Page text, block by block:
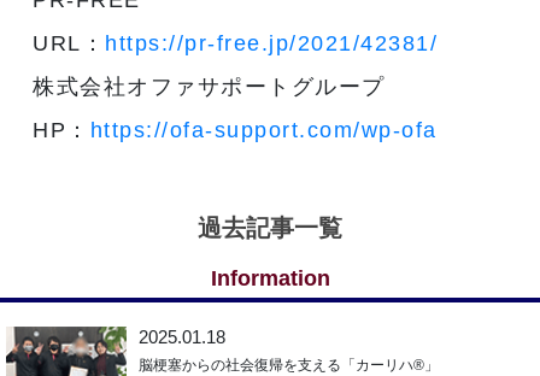
URL： https://pr-free.jp/2021/42381/
株式会社オファサポートグループ
HP： https://ofa-support.com/wp-ofa
過去記事一覧
Information
2025.01.18
脳梗塞からの社会復帰を支える「カーリハ®」